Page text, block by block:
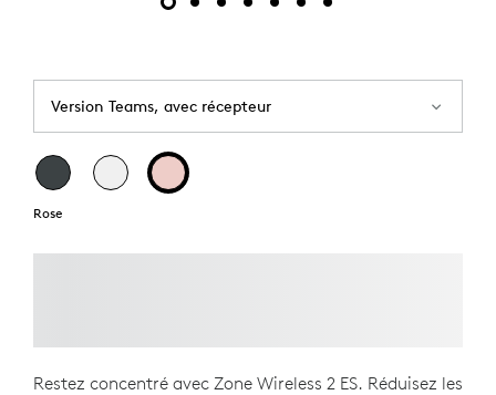
Version Teams, avec récepteur
Rose
Restez concentré avec Zone Wireless 2 ES. Réduisez les